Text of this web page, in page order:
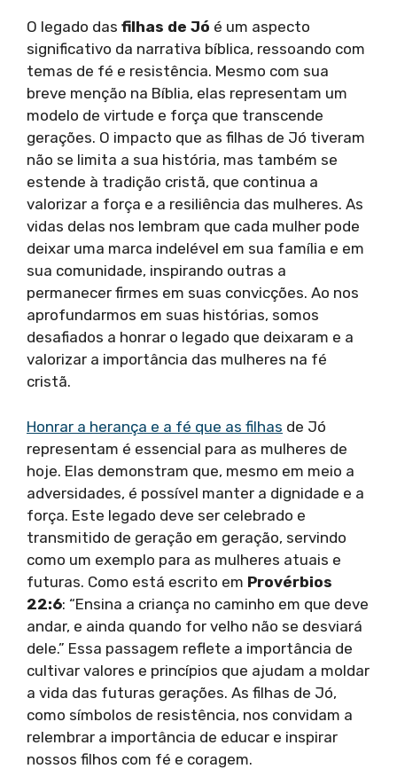
O legado das filhas de Jó é um aspecto
significativo da narrativa bíblica, ressoando com
temas de fé e resistência. Mesmo com sua
breve menção na Bíblia, elas representam um
modelo de virtude e força que transcende
gerações. O impacto que as filhas de Jó tiveram
não se limita a sua história, mas também se
estende à tradição cristã, que continua a
valorizar a força e a resiliência das mulheres. As
vidas delas nos lembram que cada mulher pode
deixar uma marca indelével em sua família e em
sua comunidade, inspirando outras a
permanecer firmes em suas convicções. Ao nos
aprofundarmos em suas histórias, somos
desafiados a honrar o legado que deixaram e a
valorizar a importância das mulheres na fé
cristã.
Honrar a herança e a fé que as filhas de Jó
representam é essencial para as mulheres de
hoje. Elas demonstram que, mesmo em meio a
adversidades, é possível manter a dignidade e a
força. Este legado deve ser celebrado e
transmitido de geração em geração, servindo
como um exemplo para as mulheres atuais e
futuras. Como está escrito em Provérbios
22:6: “Ensina a criança no caminho em que deve
andar, e ainda quando for velho não se desviará
dele.” Essa passagem reflete a importância de
cultivar valores e princípios que ajudam a moldar
a vida das futuras gerações. As filhas de Jó,
como símbolos de resistência, nos convidam a
relembrar a importância de educar e inspirar
nossos filhos com fé e coragem.